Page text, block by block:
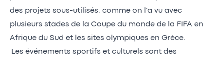
des projets sous-utilisés, comme on l'a vu avec
plusieurs stades de la Coupe du monde de la FIFA en
Afrique du Sud et les sites olympiques en Grèce.
Les événements sportifs et culturels sont des